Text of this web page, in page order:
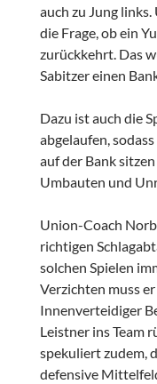
auch zu Jung
die Frage, ob ein
zurückkehrt. Das
Sabitzer einen
Dazu ist auch die
abgelaufen,
auf der Bank
Umbauten und
Union-Coach
richtigen
solchen Spielen
Verzichten muss
Innenverteidiger
Leistner ins Team
spekuliert zudem,
defensive